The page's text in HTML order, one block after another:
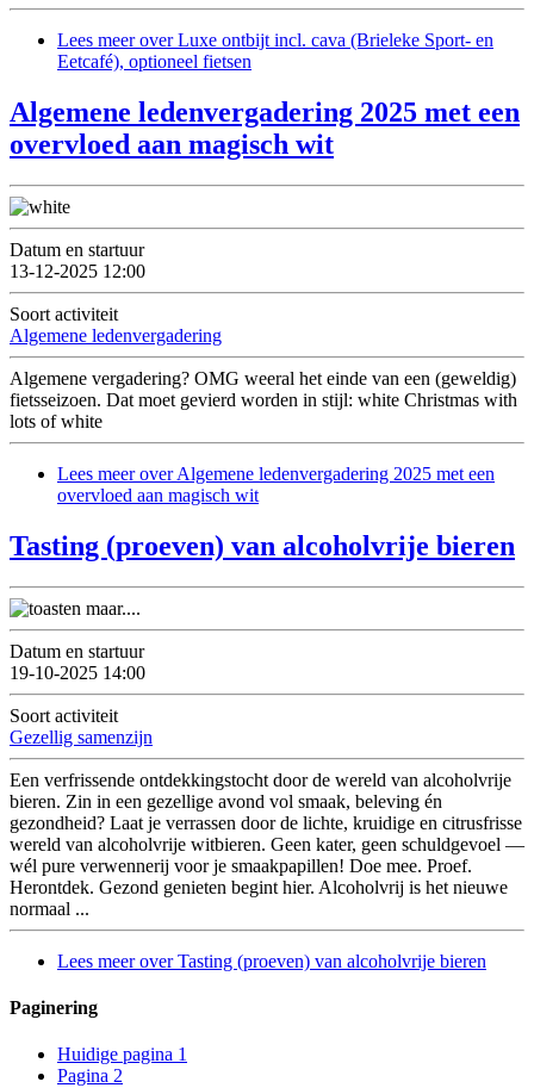
Lees meerover Luxe ontbijt incl. cava (Brieleke Sport- en
Eetcafé), optioneel fietsen
Algemene ledenvergadering 2025 met een
overvloed aan magisch wit
Datum en startuur
13-12-2025 12:00
Soort activiteit
Algemene ledenvergadering
Algemene vergadering? OMG weeral het einde van een (geweldig)
fietsseizoen. Dat moet gevierd worden in stijl: white Christmas with
lots of white
Lees meerover Algemene ledenvergadering 2025 met een
overvloed aan magisch wit
Tasting (proeven) van alcoholvrije bieren
Datum en startuur
19-10-2025 14:00
Soort activiteit
Gezellig samenzijn
Een verfrissende ontdekkingstocht door de wereld van alcoholvrije
bieren. Zin in een gezellige avond vol smaak, beleving én
gezondheid? Laat je verrassen door de lichte, kruidige en citrusfrisse
wereld van alcoholvrije witbieren. Geen kater, geen schuldgevoel —
wél pure verwennerij voor je smaakpapillen! Doe mee. Proef.
Herontdek. Gezond genieten begint hier. Alcoholvrij is het nieuwe
normaal ...
Lees meerover Tasting (proeven) van alcoholvrije bieren
Paginering
Huidige pagina 1
Pagina 2